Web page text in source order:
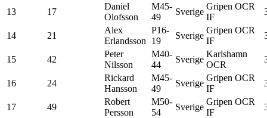
13 17
Daniel
Olofsson
M45-
49
Sverige
Gripen OCR
IF
14 21
Alex
Erlandsson
P16-
19
Sverige
Gripen OCR
IF
15 42
Peter
Nilsson
M40-
44
Sverige
Karlshamn
OCR
16 24
Rickard
Hansson
M45-
49
Sverige
Gripen OCR
IF
17 49
Robert
Persson
M50-
54
Sverige
Gripen OCR
IF